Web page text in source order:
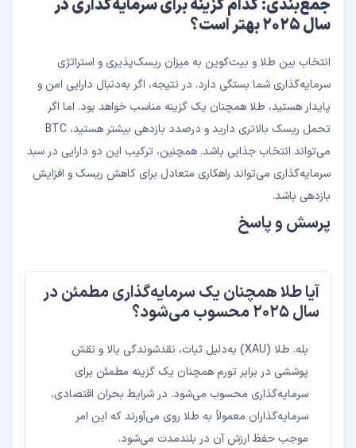
جمع‌بندی: کدام گزینه برای سرمایه‌گذاری در
سال ۲۰۲۵ بهتر است؟
انتخاب بین طلا و بیت‌کوین به میزان ریسک‌پذیری و استراتژی
سرمایه‌گذاری شما بستگی دارد. در نتیجه، اگر به‌دنبال دارایی‌ امن و
پایدار هستید، طلا همچنان یک گزینه مناسب خواهد بود. اما اگر
تحمل ریسک بالاتری دارید و درصدد بازدهی بیشتر هستید، BTC
می‌تواند انتخاب جذابی باشد. همچنین، ترکیب این دو دارایی در سبد
سرمایه‌گذاری می‌تواند راهکاری متعادل برای کاهش ریسک و افزایش
بازدهی باشد.
پرسش و پاسخ
آیا طلا همچنان یک سرمایه‌گذاری مطمئن در
سال ۲۰۲۵ محسوب می‌شود؟
بله. طلا (XAU) به‌دلیل ثبات، نقدشوندگی بالا و نقش
پوششی در برابر تورم همچنان یک گزینه مطمئن برای
سرمایه‌گذاری محسوب می‌شود. در شرایط بحران اقتصادی،
سرمایه‌گذاران معمولاً به طلا روی می‌آورند که این امر
موجب حفظ ارزش آن در بلندمدت می‌شود.